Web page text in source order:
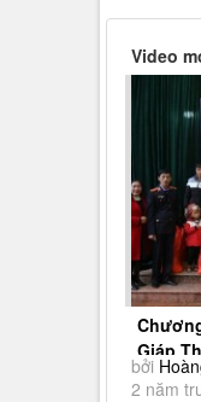
Video
Giáp
bởi
2 năm